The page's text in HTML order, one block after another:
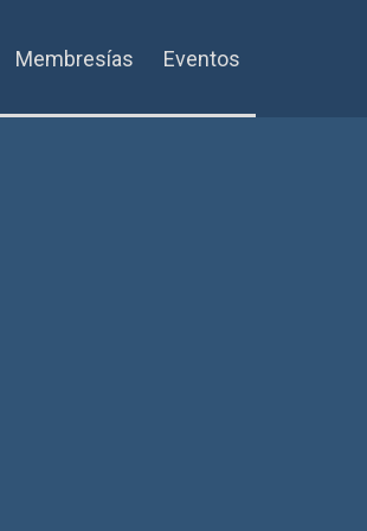
Membresías Eventos